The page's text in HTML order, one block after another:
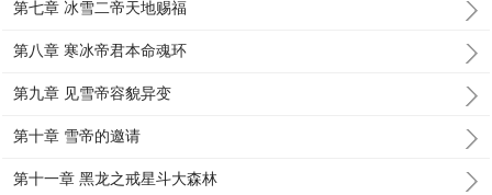
第七章 冰雪二帝天地赐福
第八章 寒冰帝君本命魂环
第九章 见雪帝容貌异变
第十章 雪帝的邀请
第十一章 黑龙之戒星斗大森林